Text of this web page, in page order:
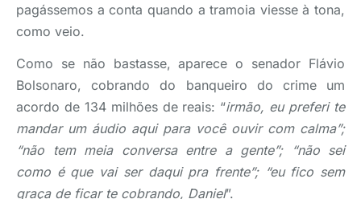
pagássemos a conta quando a tramoia viesse à tona,
como veio.
Como se não bastasse, aparece o senador Flávio
Bolsonaro, cobrando do banqueiro do crime um
acordo de 134 milhões de reais: “irmão, eu preferi te
mandar um áudio aqui para você ouvir com calma”;
“não tem meia conversa entre a gente”; “não sei
como é que vai ser daqui pra frente”; “eu fico sem
graça de ficar te cobrando, Daniel”.